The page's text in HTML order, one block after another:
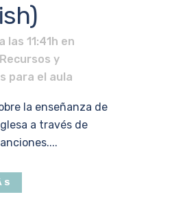
las 11:41h en
Recursos y
para el aula
la enseñanza de
a través de